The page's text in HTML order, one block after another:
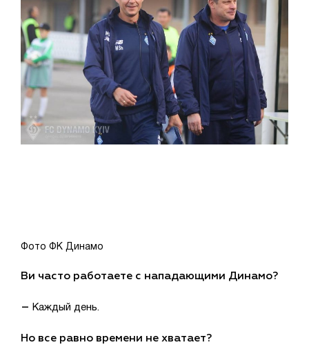
Фото ФК Динамо
Ви часто работаете с нападающими Динамо?
– Каждый день.
Но все равно времени не хватает?